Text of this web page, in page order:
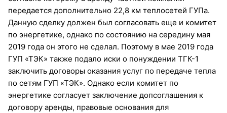
передается дополнительно 22,8 км теплосетей ГУПа.
Данную сделку должен был согласовать еще и комитет
по энергетике, однако по состоянию на середину мая
2019 года он этого не сделал. Поэтому в мае 2019 года
ГУП «ТЭК» также подало иски о понуждении ТГК-1
заключить договоры оказания услуг по передаче тепла
по сетям ГУП «ТЭК». Однако если комитет по
энергетике согласует заключение допсоглашения к
договору аренды, правовые основания для